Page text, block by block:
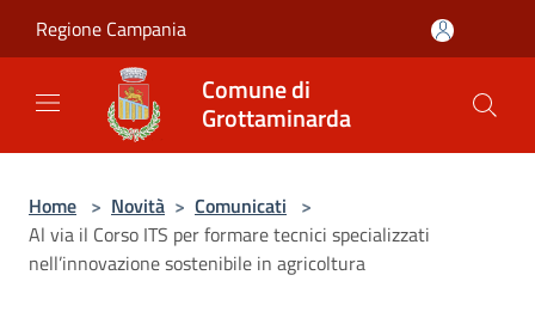
Regione Campania
Comune di
Grottaminarda
Home > Novità > Comunicati >
Al via il Corso ITS per formare tecnici specializzati
nell’innovazione sostenibile in agricoltura